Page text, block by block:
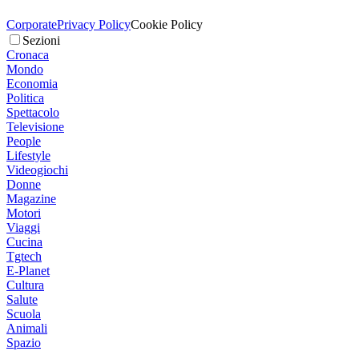
CorporatePrivacy PolicyCookie Policy
Sezioni
Cronaca
Mondo
Economia
Politica
Spettacolo
Televisione
People
Lifestyle
Videogiochi
Donne
Magazine
Motori
Viaggi
Cucina
Tgtech
E-Planet
Cultura
Salute
Scuola
Animali
Spazio